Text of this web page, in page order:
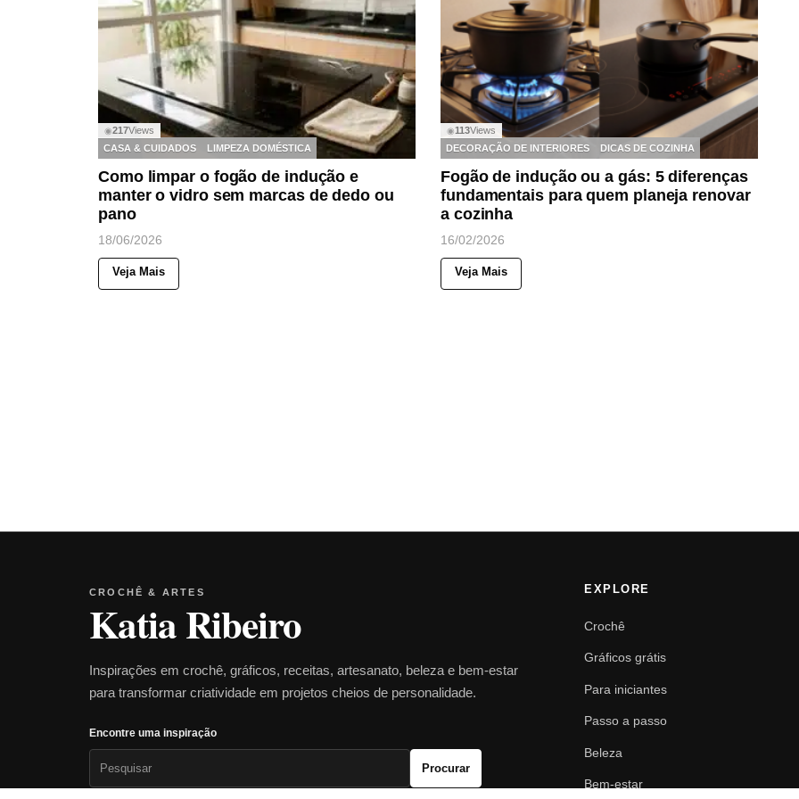
◉217Views
CASA & CUIDADOS
LIMPEZA DOMÉSTICA
Como limpar o fogão de indução e
manter o vidro sem marcas de dedo ou
pano
18/06/2026
Veja Mais
◉113Views
DECORAÇÃO DE INTERIORES
DICAS DE COZINHA
Fogão de indução ou a gás: 5 diferenças
fundamentais para quem planeja renovar
a cozinha
16/02/2026
Veja Mais
CROCHÊ & ARTES
Katia Ribeiro
Inspirações em crochê, gráficos, receitas, artesanato, beleza e bem-estar
para transformar criatividade em projetos cheios de personalidade.
Encontre uma inspiração
Procurar
EXPLORE
Crochê
Gráficos grátis
Para iniciantes
Passo a passo
Beleza
Bem-estar